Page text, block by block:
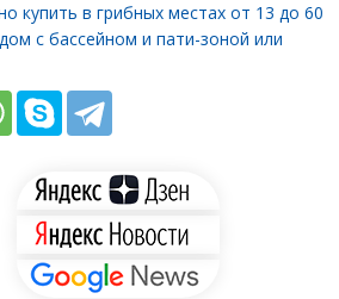
купить в грибных местах от 13 до 60
с бассейном и пати-зоной или